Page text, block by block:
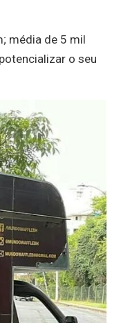
média de 5 mil
o seu